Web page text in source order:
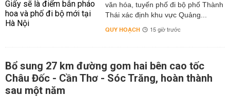
văn hóa, tuyến phố đi bộ phố Thành
Thái xác định khu vực Quảng...
QUY HOẠCH 15 giờ trước
Bổ sung 27 km đường gom hai bên cao tốc
Châu Đốc - Cần Thơ - Sóc Trăng, hoàn thành
sau một năm